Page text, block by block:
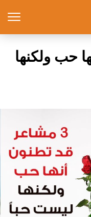
حب ولكنها